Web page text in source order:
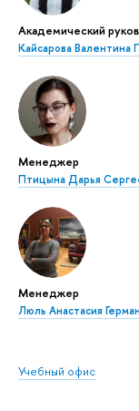
Академический
Кайсарова Валентина
Менеджер
Птицына Дарья
Менеджер
Люль Анастасия
Учебный офис